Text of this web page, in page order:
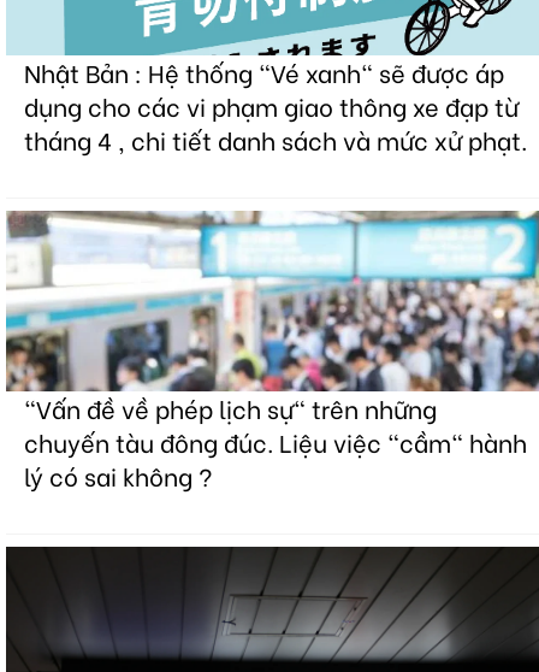
Nhật Bản : Hệ thống "Vé xanh" sẽ được áp
dụng cho các vi phạm giao thông xe đạp từ
tháng 4 , chi tiết danh sách và mức xử phạt.
"Vấn đề về phép lịch sự" trên những
chuyến tàu đông đúc. Liệu việc "cầm" hành
lý có sai không ?